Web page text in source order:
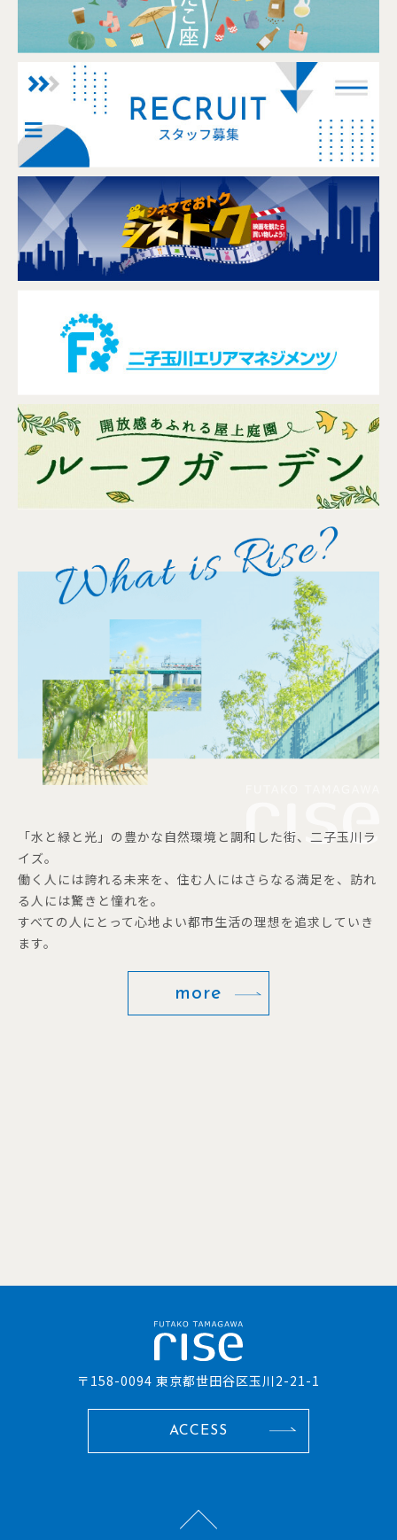
「水と緑と光」の豊かな自然環境と調和した街、二子玉川ラ
イズ。
働く人には誇れる未来を、住む人にはさらなる満足を、訪れ
る人には驚きと憧れを。
すべての人にとって心地よい都市生活の理想を追求していき
ます。
more
〒158-0094 東京都世田谷区玉川2-21-1
ACCESS